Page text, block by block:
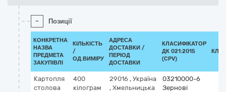
- Позиції
КОНКРЕТНА
НАЗВА
ПРЕДМЕТА
ЗАКУПІВЛІ
КІЛЬКІСТЬ
/
ОД.ВИМІРУ
АДРЕСА
ДОСТАВКИ /
ПЕРІОД
ДОСТАВКИ
КЛАСИФІКАТОР
ДК 021:2015
(CPV)
Картопля
столова
400
кілограм
29016 , Україна
, Хмельницька
03210000-6
Зернові